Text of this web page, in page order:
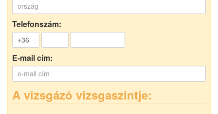
Telefonszám:
E-mail cím:
A vizsgázó vizsgaszintje: